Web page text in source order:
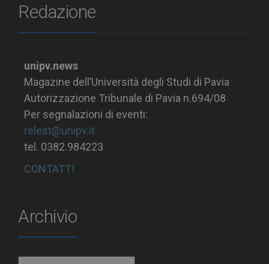
Redazione
unipv.news
Magazine dell’Università degli Studi di Pavia
Autorizzazione Tribunale di Pavia n.694/08
Per segnalazioni di eventi:
relest@unipv.it
tel. 0382.984223
CONTATTI
Archivio